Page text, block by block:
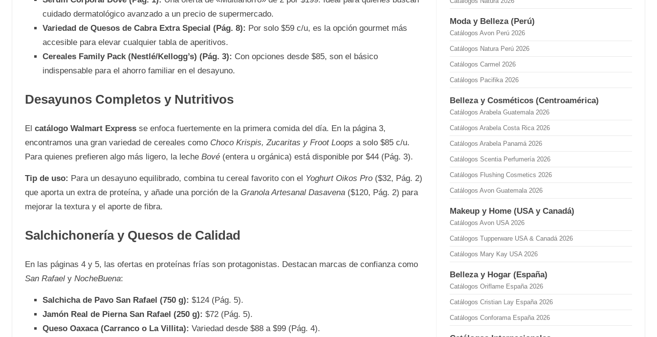
cuidado dermatológico avanzado a un precio de supermercado.
Variedad de Quesos de Cabra Extra Special (Pág. 8): Por solo $59 c/u, es la opción gourmet más
accesible para elevar cualquier tabla de aperitivos.
Cereales Family Pack (Nestlé/Kellogg’s) (Pág. 3): Con opciones desde $85, son el básico
indispensable para el ahorro familiar en el desayuno.
Desayunos Completos y Nutritivos
El catálogo Walmart Expressse enfoca fuertemente en la primera comida del día. En la página 3,
encontramos una gran variedad de cereales como Choco Krispis, Zucaritas y Froot Loops a solo $85 c/u.
Para quienes prefieren algo más ligero, la leche Bové(entera u orgánica) está disponible por $44 (Pág. 3).
Tip de uso: Para un desayuno equilibrado, combina tu cereal favorito con el Yoghurt Oikos Pro($32, Pág. 2)
que aporta un extra de proteína, y añade una porción de la Granola Artesanal Dasavena($120, Pág. 2) para
mejorar la textura y el aporte de fibra.
Salchichonería y Quesos de Calidad
En las páginas 4 y 5, las ofertas en proteínas frías son protagonistas. Destacan marcas de confianza como
San Rafaely NocheBuena:
Salchicha de Pavo San Rafael (750 g): $124 (Pág. 5).
Jamón Real de Pierna San Rafael (250 g): $72 (Pág. 5).
Queso Oaxaca (Carranco o La Villita): Variedad desde $88 a $99 (Pág. 4).
Moda y Belleza (Perú)
Catálogos Avon Perú 2026
Catálogos Natura Perú 2026
Catálogos Carmel 2026
Catálogos Pacifika 2026
Belleza y Cosméticos (Centroamérica)
Catálogos Arabela Guatemala 2026
Catálogos Arabela Costa Rica 2026
Catálogos Arabela Panamá 2026
Catálogos Scentia Perfumería 2026
Catálogos Flushing Cosmetics 2026
Catálogos Avon Guatemala 2026
Makeup y Home (USA y Canadá)
Catálogos Avon USA 2026
Catálogos Tupperware USA & Canadá 2026
Catálogos Mary Kay USA 2026
Belleza y Hogar (España)
Catálogos Oriflame España 2026
Catálogos Cristian Lay España 2026
Catálogos Conforama España 2026